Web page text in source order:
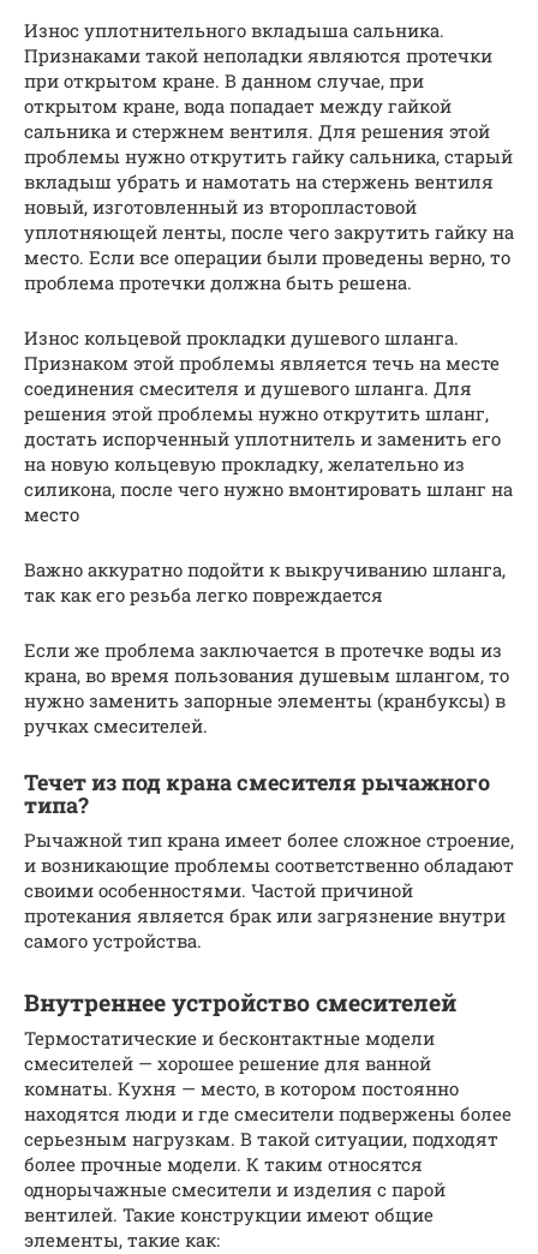
Износ уплотнительного вкладыша сальника.
Признаками такой неполадки являются протечки
при открытом кране. В данном случае, при
открытом кране, вода попадает между гайкой
сальника и стержнем вентиля. Для решения этой
проблемы нужно открутить гайку сальника, старый
вкладыш убрать и намотать на стержень вентиля
новый, изготовленный из второпластовой
уплотняющей ленты, после чего закрутить гайку на
место. Если все операции были проведены верно, то
проблема протечки должна быть решена.
Износ кольцевой прокладки душевого шланга.
Признаком этой проблемы является течь на месте
соединения смесителя и душевого шланга. Для
решения этой проблемы нужно открутить шланг,
достать испорченный уплотнитель и заменить его
на новую кольцевую прокладку, желательно из
силикона, после чего нужно вмонтировать шланг на
место
Важно аккуратно подойти к выкручиванию шланга,
так как его резьба легко повреждается
Если же проблема заключается в протечке воды из
крана, во время пользования душевым шлангом, то
нужно заменить запорные элементы (кранбуксы) в
ручках смесителей.
Течет из под крана смесителя рычажного
типа?
Рычажной тип крана имеет более сложное строение,
и возникающие проблемы соответственно обладают
своими особенностями. Частой причиной
протекания является брак или загрязнение внутри
самого устройства.
Внутреннее устройство смесителей
Термостатические и бесконтактные модели
смесителей — хорошее решение для ванной
комнаты. Кухня — место, в котором постоянно
находятся люди и где смесители подвержены более
серьезным нагрузкам. В такой ситуации, подходят
более прочные модели. К таким относятся
однорычажные смесители и изделия с парой
вентилей. Такие конструкции имеют общие
элементы, такие как: